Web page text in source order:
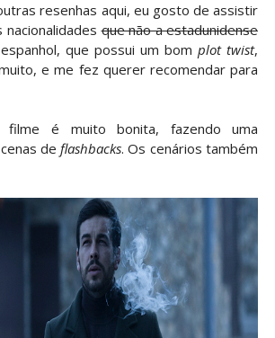
resenhas aqui, eu gosto de assistir
nacionalidadesque não a estadunidense
que possui um bomplot twist,
e me fez querer recomendar para
é muito bonita, fazendo uma
deflashbacks. Os cenários também